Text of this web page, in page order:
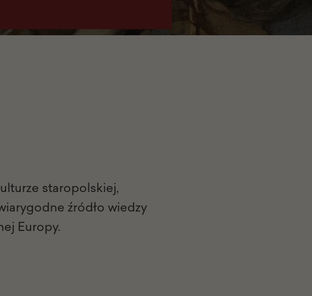
staropolskiej,
źródło wiedzy
Europy.